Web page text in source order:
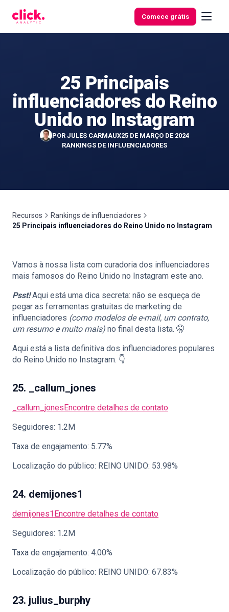
Comece grátis
Funcionalidades
Ferramentas
gratuitas
🇵🇹PT
25 Principais
influenciadores do Reino
Unido no Instagram
POR JULES CARMAUX25 DE MARÇO DE 2024
RANKINGS DE INFLUENCIADORES
Recursos
Rankings de influenciadores
25 Principais influenciadores do Reino Unido no Instagram
Vamos à nossa lista com curadoria dos influenciadores
mais famosos do Reino Unido no Instagram este ano.
Psst!Aqui está uma dica secreta: não se esqueça de
pegar as ferramentas gratuitas de marketing de
influenciadores (como modelos de e-mail, um contrato,
um resumo e muito mais) no final desta lista. 🤫
Aqui está a lista definitiva dos influenciadores populares
do Reino Unido no Instagram. 👇
25. _callum_jones
_callum_jonesEncontre detalhes de contato
Seguidores: 1.2M
Taxa de engajamento: 5.77%
Localização do público: REINO UNIDO: 53.98%
24. demijones1
demijones1Encontre detalhes de contato
Seguidores: 1.2M
Taxa de engajamento: 4.00%
Localização do público: REINO UNIDO: 67.83%
23. julius_burphy